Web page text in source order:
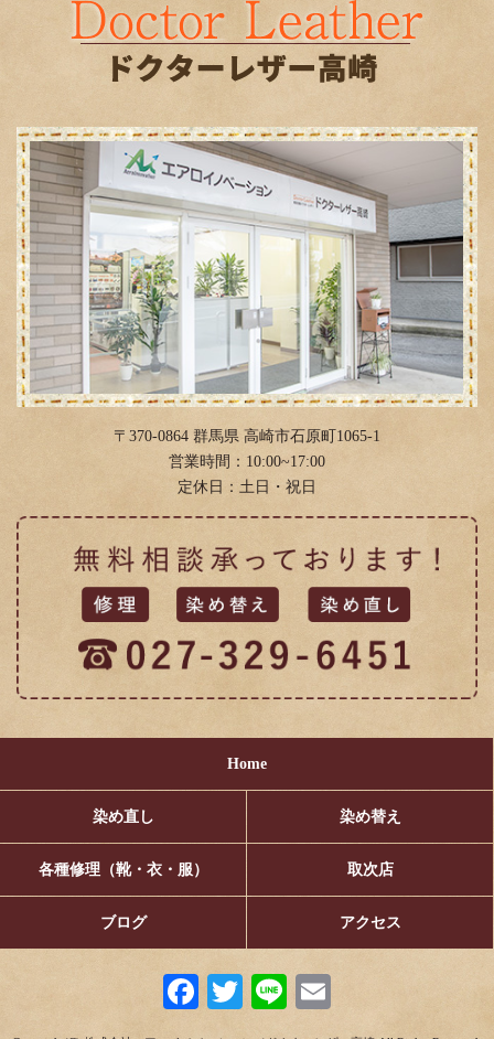
2019年6月 (1)
2019年4月(3)
2019年1月(6)
2018年12月 (2)
2018年11月 (2)
2018年10月
2018年9月
2018年8月
2018年4月
2018年2月 (11)
2018年1月 (4)
〒370-0864 群馬県 高崎市石原町1065-1
営業時間：10:00~17:00
定休日：土日・祝日
Home
染め直し 染め替え
各種修理（靴・衣・服） 取次店
ブログ アクセス
Fa
ce
T
wi
Li
ne m